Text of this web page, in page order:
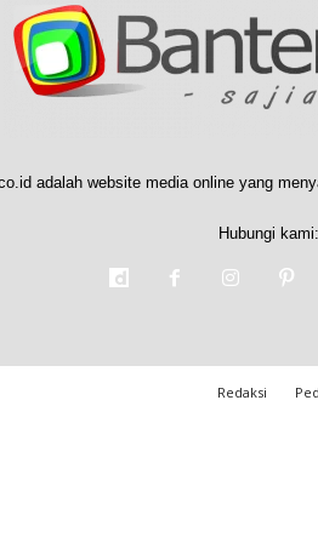
adalah website media online yang
Hubungi kami:
Redaksi